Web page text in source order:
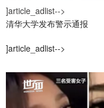
]article_adlist-->
清华大学发布警示通报
]article_adlist-->